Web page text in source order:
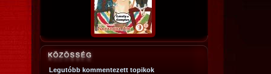
Legutóbb kommentezett topikok